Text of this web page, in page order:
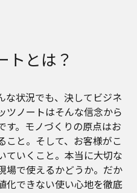
トとは？
な状況でも、決してビジネ
ツノートはそんな信念から
す。モノづくりの原点はお
こと。そして、お客様がこ
ていくこと。本当に大切な
場で使えるかどうか。だか
化できない使い心地を徹底